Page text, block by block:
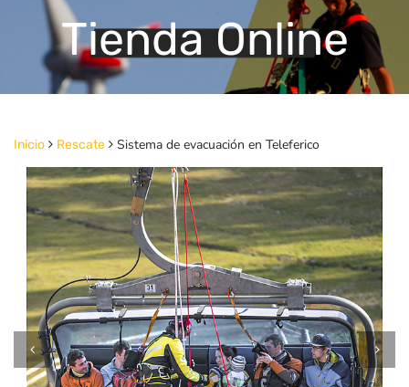
Tienda Online
Inicio Rescate Sistema de evacuación en Teleferico